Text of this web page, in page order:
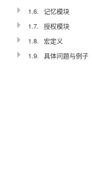
1.6. 记忆模块
1.7. 授权模块
1.8. 宏定义
1.9. 具体问题与例子